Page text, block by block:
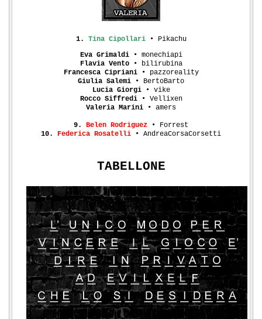
1. Tina Cipollari
• Pikachu
Eva Grimaldi
• monechiapi
Flavia Vento• bilirubina
Francesca Cipriani• pazzoreality
Giulia Salemi • BertoBarto
Lucia Giorgi• vike
Rocco Siffredi
• Vellixen
Valeria Marini • amers
9. Belen Rodriguez
• Forrest
10.
Federica Rosatelli • AndreaCorsaCorsetti
TABELLONE